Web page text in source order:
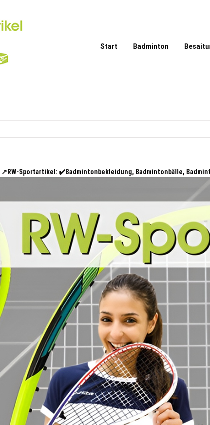
Start Badminton
↗️RW-Sportartikel: ✔️Badmintonbekleidung, Badmintonbälle,